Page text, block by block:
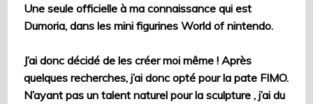
Une seule officielle à ma connaissance qui est
Dumoria, dans les mini figurines World of nintendo.
J’ai donc décidé de les créer moi même ! Après
quelques recherches, j’ai donc opté pour la pate FIMO.
N’ayant pas un talent naturel pour la sculpture , j’ai du